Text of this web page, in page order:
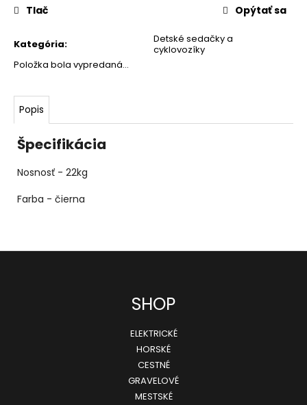
Kategória:
Detské sedačky a
cyklovozíky
Položka bola vypredaná…
Tlač Opýtať sa
Popis
Špecifikácia
Nosnosť - 22kg
Farba - čierna
SHOP
ELEKTRICKÉ
HORSKÉ
CESTNÉ
GRAVELOVÉ
MESTSKÉ